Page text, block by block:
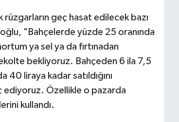
geç hasat edilecek bazı
"Bahçelerde yüzde 25 oranında
ya sel ya da fırtınadan
bekliyoruz. Bahçeden 6 ila 7,5
40 liraya kadar satıldığını
ediyoruz. Özellikle o pazarda
kullandı.